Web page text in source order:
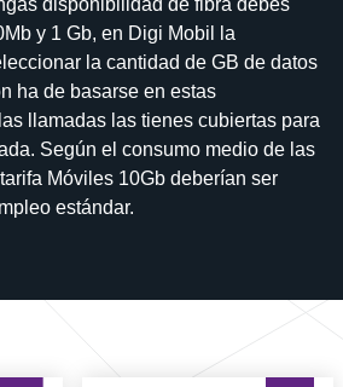
disponibilidad de fibra debes
y 1 Gb, en Digi Mobil la
la cantidad de GB de datos
ha de basarse en estas
llamadas las tienes cubiertas para
Según el consumo medio de las
Móviles 10Gb deberían ser
estándar.